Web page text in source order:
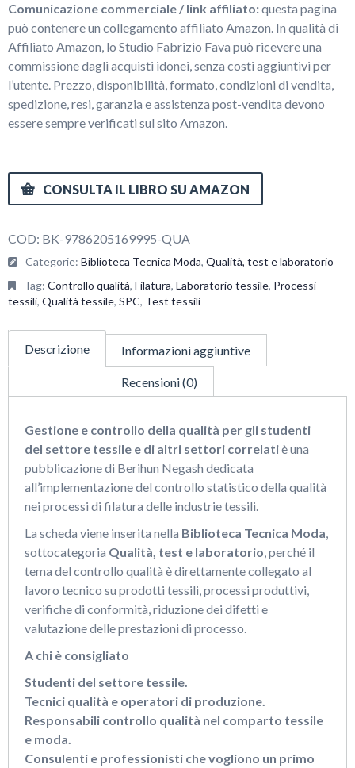
Comunicazione commerciale / link affiliato:questa pagina
può contenere un collegamento affiliato Amazon. In qualità di
Affiliato Amazon, lo Studio Fabrizio Fava può ricevere una
commissione dagli acquisti idonei, senza costi aggiuntivi per
l’utente. Prezzo, disponibilità, formato, condizioni di vendita,
spedizione, resi, garanzia e assistenza post-vendita devono
essere sempre verificati sul sito Amazon.
CONSULTA IL LIBRO SU AMAZON
COD: BK-9786205169995-QUA
Categorie: Biblioteca Tecnica Moda, Qualità, test e laboratorio
Tag: Controllo qualità, Filatura, Laboratorio tessile, Processi
tessili, Qualità tessile, SPC, Test tessili
Descrizione Informazioni aggiuntive
Recensioni (0)
Gestione e controllo della qualità per gli studenti
del settore tessile e di altri settori correlatiè una
pubblicazione di Berihun Negash dedicata
all’implementazione del controllo statistico della qualità
nei processi di filatura delle industrie tessili.
La scheda viene inserita nella Biblioteca Tecnica Moda
sottocategoria Qualità, test e laboratorio , perché il
tema del controllo qualità è direttamente collegato al
lavoro tecnico su prodotti tessili, processi produttivi,
verifiche di conformità, riduzione dei difetti e
valutazione delle prestazioni di processo.
A chi è consigliato
Studenti del settore tessile.
Tecnici qualità e operatori di produzione.
Responsabili controllo qualità nel comparto tessile
e moda.
Consulenti e professionisti che vogliono un primo